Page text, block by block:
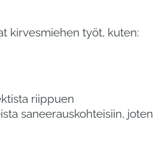
kirvesmiehen työt, kuten:
riippuen
saneerauskohteisiin,